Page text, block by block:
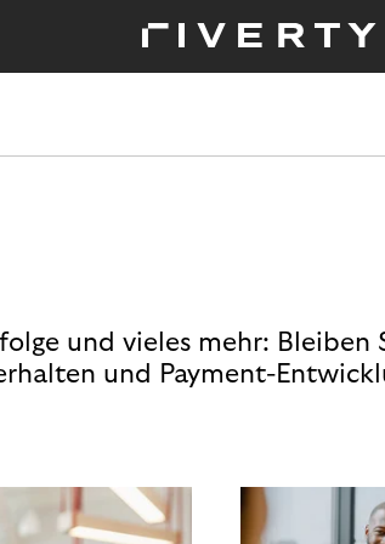
und vieles mehr:
und Payment-